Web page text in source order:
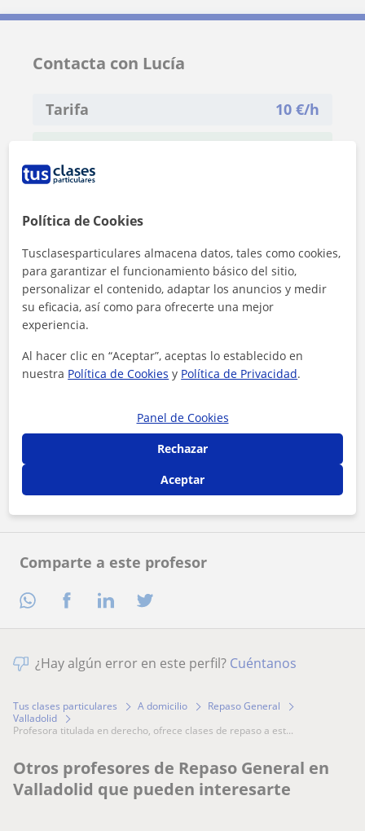
Comparte a este profesor
Contacta con Lucía
Tarifa 10 €/h
1ª clase gratis
Contactar ahora
¿Hay algún error en este perfil? Cuéntanos
Tus clases particulares A domicilio
Repaso General
Valladolid
profesora titulada en derecho, ofrece clases de repaso a est...
Otros profesores de Repaso General en
Valladolid que pueden interesarte
Política de Cookies
Tusclasesparticulares almacena datos, tales como cookies,
para garantizar el funcionamiento básico del sitio,
personalizar el contenido, adaptar los anuncios y medir
su eficacia, así como para ofrecerte una mejor
experiencia.
Al hacer clic en “Aceptar”, aceptas lo establecido en
nuestra Política de Cookies y Política de Privacidad.
Panel de Cookies
Rechazar
Aceptar